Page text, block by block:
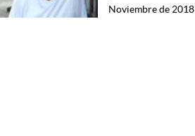
Noviembre de 2018